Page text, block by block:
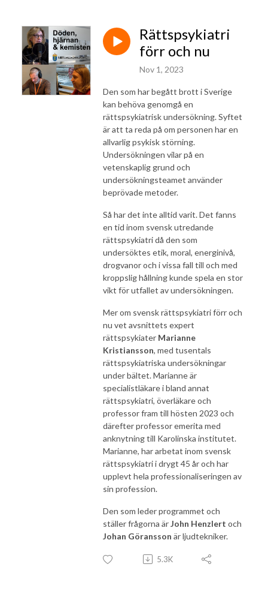
Rättspsykiatri
förr och nu
Nov 1, 2023
Den som har begått brott i Sverige
kan behöva genomgå en
rättspsykiatrisk undersökning. Syftet
är att ta reda på om personen har en
allvarlig psykisk störning.
Undersökningen vilar på en
vetenskaplig grund och
undersökningsteamet använder
beprövade metoder.
Så har det inte alltid varit. Det fanns
en tid inom svensk utredande
rättspsykiatri då den som
undersöktes etik, moral, energinivå,
drogvanor och i vissa fall till och med
kroppslig hållning kunde spela en stor
vikt för utfallet av undersökningen.
Mer om svensk rättspsykiatri förr och
nu vet avsnittets expert
rättspsykiater Marianne
Kristiansson, med tusentals
rättspsykiatriska undersökningar
under bältet. Marianne är
specialistläkare i bland annat
rättspsykiatri, överläkare och
professor fram till hösten 2023 och
därefter professor emerita med
anknytning till Karolinska institutet.
Marianne, har arbetat inom svensk
rättspsykiatri i drygt 45 år och har
upplevt hela professionaliseringen av
sin profession.
Den som leder programmet och
ställer frågorna ärJohn Henzlert och
Johan Göransson är ljudtekniker.
5.3K